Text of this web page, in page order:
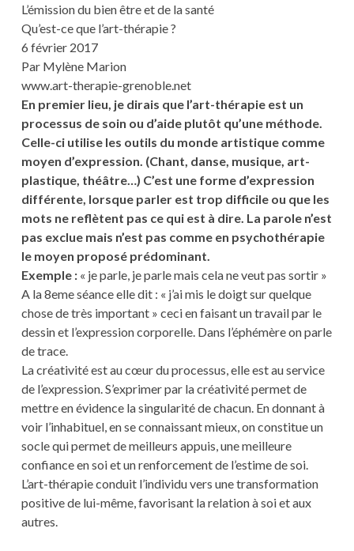
L’émission du bien être et de la santé
Qu’est-ce que l’art-thérapie ?
6 février 2017
Par Mylène Marion
www.art-therapie-grenoble.net
En premier lieu, je dirais que l’art-thérapie est un
processus de soin ou d’aide plutôt qu’une méthode.
Celle-ci utilise les outils du monde artistique comme
moyen d’expression. (Chant, danse, musique, art-
plastique, théâtre…) C’est une forme d’expression
différente, lorsque parler est trop difficile ou que les
mots ne reflètent pas ce qui est à dire. La parole n’est
pas exclue mais n’est pas comme en psychothérapie
le moyen proposé prédominant.
Exemple :« je parle, je parle mais cela ne veut pas sortir »
A la 8eme séance elle dit : « j’ai mis le doigt sur quelque
chose de très important » ceci en faisant un travail par le
dessin et l’expression corporelle. Dans l’éphémère on parle
de trace.
La créativité est au cœur du processus, elle est au service
de l’expression. S’exprimer par la créativité permet de
mettre en évidence la singularité de chacun. En donnant à
voir l’inhabituel, en se connaissant mieux, on constitue un
socle qui permet de meilleurs appuis, une meilleure
confiance en soi et un renforcement de l’estime de soi.
L’art-thérapie conduit l’individu vers une transformation
positive de lui-même, favorisant la relation à soi et aux
autres.